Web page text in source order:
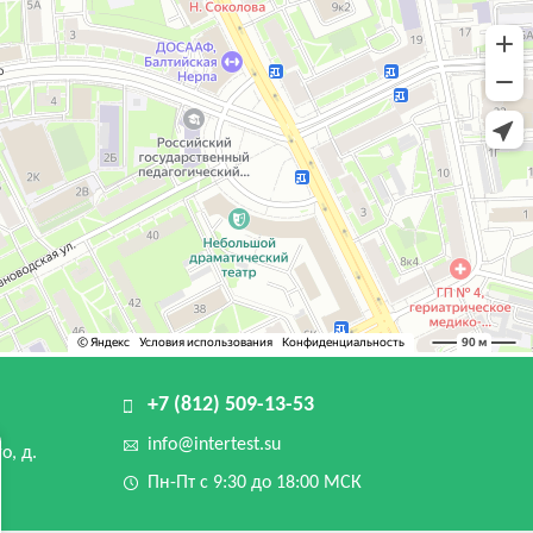
д.
+7 (812) 509-13-53
info@intertest.su
Пн-Пт с 9:30 до 18:00 МСК